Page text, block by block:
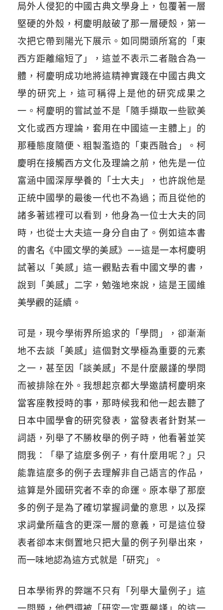
局外人侵犯的中國古典文學身上，包覆著一層
堅硬的外殼，柯慶明敲破了那一層硬殼，第一
次把它帶到陽光下展示。如同開頭所寫的「東
西方距離縮短了」，這並不表示二者融合為一
體，柯慶明成功地將這精神實踐在中國古典文
學的研究上，這可稱得上是他的研究成果之
一。柯慶明的嘗試並不是「隨手擷取一些歐美
文化或西方理論，套用在中國這一主體上」的
那種態度隨便、粗製濫造的「東西融合」。柯
慶明在接觸西方文化及理論之前，他先是一位
富涵中國深厚學養的「士大夫」，也許說他是
正統中國學的最後一代也不為過；而且從他的
諸多著述裡可以看到，他身為一位士大夫的同
時，也從士大夫這一身分自由了。例如這本書
的書名《中國文學的美感》——這是一本柯慶明
試著以「美感」這一觀點去看中國文學的書，
說到「美感」二字，勉強地來說，這是王國維
美學觀的延續。
可是，現今學術界所追求的「學問」，卻漸漸
地不去談「美感」這個對文學極為重要的元素
之一，甚至因「談美感」不是什麼嚴謹的學問
而被排除在外。我想起京都大學邀請柯慶明來
當客座教授時的事，那時候我和他一起去聽了
日本中國學會的研究發表，當發表者針對某一
詞語，列舉了不勝枚舉的例子時，他看著並笑
問我：「舉了這麼多例子，有什麼用呢？」只
能靠這麼多的例子去理解非自己語言的作品，
這算是外國研究者不幸的命運。原本舉了那麼
多的例子是為了確切掌握詞彙的意思，以及探
求詞彙所蘊含的更深一層的意義，可是這位發
表者卻本末倒置地只把大量的例子列舉出來，
而一味地認為這方式就是「研究」。
日本學術界的弊端不只有「列舉大量例子」這